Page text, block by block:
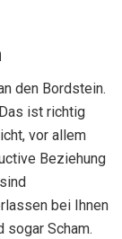
den Bordstein.
ist richtig
vor allem
Beziehung
bei Ihnen
sogar Scham.